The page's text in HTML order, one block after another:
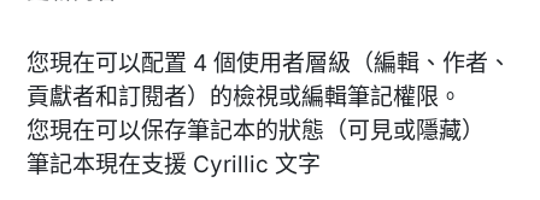
您現在可以配置 4 個使用者層級（編輯、作者、
貢獻者和訂閱者）的檢視或編輯筆記權限。
您現在可以保存筆記本的狀態（可見或隱藏）
筆記本現在支援 Cyrillic 文字